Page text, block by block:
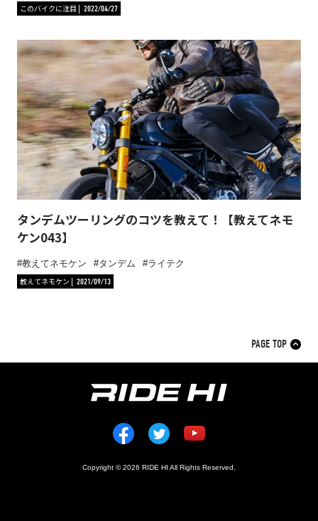
このバイクに注目
2022/04/27
タンデムツーリングのコツを教えて！【教えてネモ
ケン043】
教えてネモケン タンデム
ライテク
教えてネモケン
2021/09/13
Copyright © 2026 RIDE HI All Rights Reserved.
PAGE TOP